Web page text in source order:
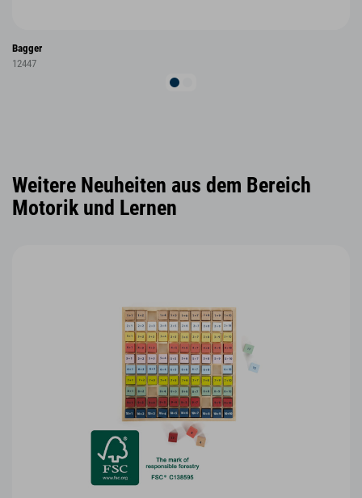
Bagger
12447
Weitere Neuheiten aus dem Bereich
Motorik und Lernen